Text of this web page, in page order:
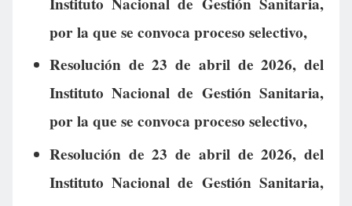
por la que se convoca proceso selectivo,
Resolución de 23 de abril de 2026, del
Instituto Nacional de Gestión Sanitaria,
por la que se convoca proceso selectivo,
Resolución de 23 de abril de 2026, del
Instituto Nacional de Gestión Sanitaria,